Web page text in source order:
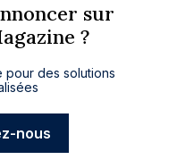
sur
?
pour des solutions
nous